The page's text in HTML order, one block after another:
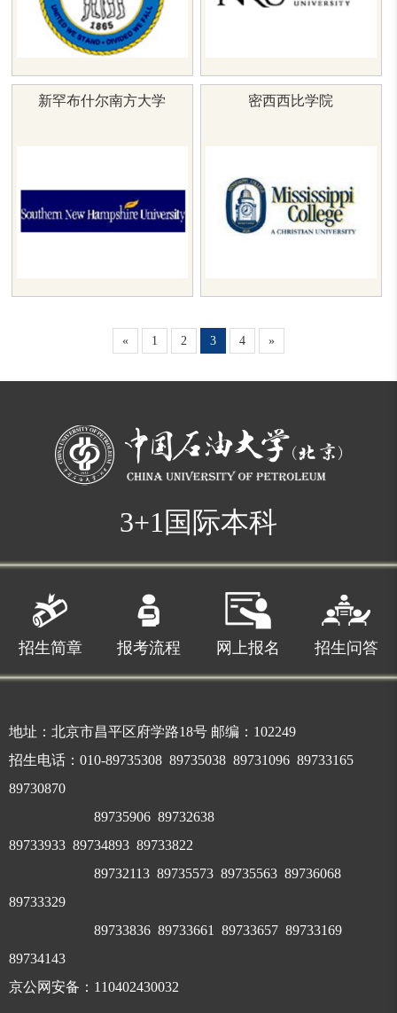
新罕布什尔南方大学 密西西比学院
« 1 2 3 4 »
3+1国际本科
招生简章 报考流程 网上报名 招生问答
地址：北京市昌平区府学路18号 邮编：102249
招生电话：010-89735308 89735038 89731096 89733165
89730870
89735906 89732638
89733933 89734893 89733822
89732113 89735573 89735563 89736068
89733329
89733836 89733661 89733657 89733169
89734143
京公网安备：110402430032